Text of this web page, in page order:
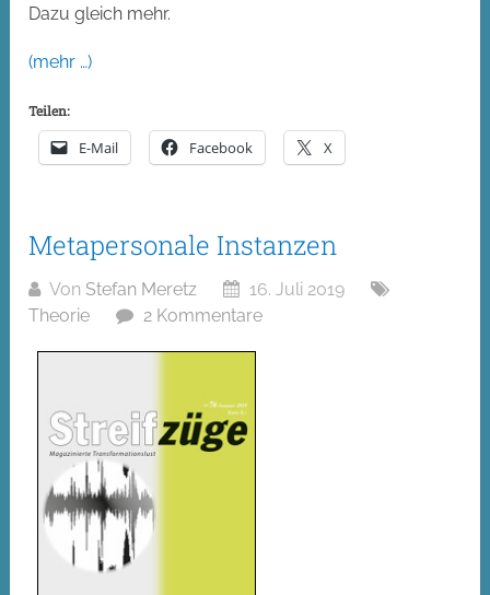
Dazu gleich mehr.
(mehr …)
Teilen:
E-Mail Facebook X
Metapersonale Instanzen
Von Stefan Meretz
16. Juli 2019
Theorie
2 Kommentare